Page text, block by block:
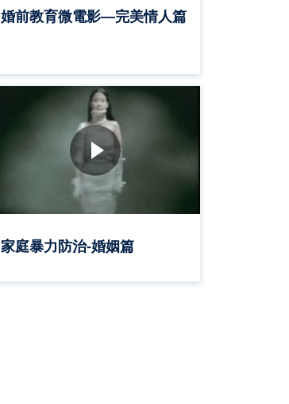
婚前教育微電影—完美情人篇
家庭暴力防治-婚姻篇